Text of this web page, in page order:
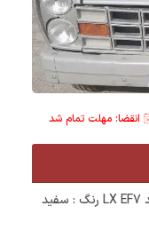
انقضا: مهلت تمام شد
✅ حراج 450/000/000 تومانی خودروی سمند LX EF7 رنگ : سفید